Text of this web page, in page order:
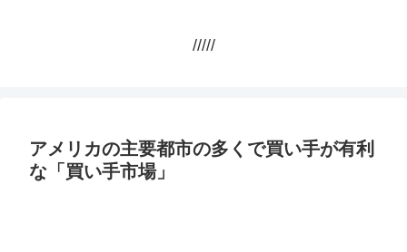
/////
アメリカの主要都市の多くで買い手が有利
な「買い手市場」